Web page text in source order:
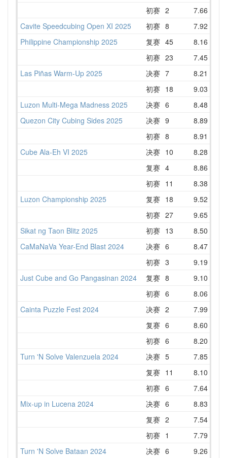
初赛 2 7.66
Cavite Speedcubing Open XI 2025
初赛 8 7.92
Philippine Championship 2025
复赛 45 8.16
初赛 23 7.45
Las Piñas Warm-Up 2025
决赛 7 8.21
初赛 18 9.03
Luzon Multi-Mega Madness 2025
决赛 6 8.48
Quezon City Cubing Sides 2025
决赛 9 8.89
初赛 8 8.91
Cube Ala-Eh VI 2025
决赛 10 8.28
复赛 4 8.86
初赛 11 8.38
Luzon Championship 2025
复赛 18 9.52
初赛 27 9.65
Sikat ng Taon Blitz 2025
初赛 13 8.50
CaMaNaVa Year-End Blast 2024
决赛 6 8.47
初赛 3 9.19
Just Cube and Go Pangasinan 2024
复赛 8 9.10
初赛 6 8.06
Cainta Puzzle Fest 2024
决赛 2 7.99
复赛 6 8.60
初赛 6 8.20
Turn 'N Solve Valenzuela 2024
决赛 5 7.85
复赛 11 8.10
初赛 6 7.64
Mix-up in Lucena 2024
决赛 6 8.83
复赛 2 7.54
初赛 1 7.79
Turn 'N Solve Bataan 2024
决赛 6 9.26